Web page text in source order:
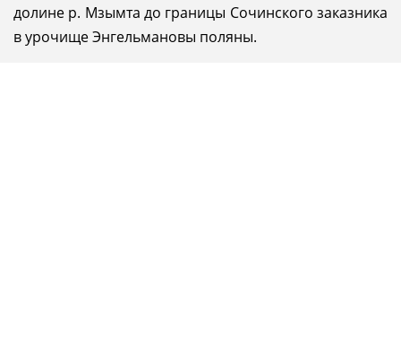
долине р. Мзымта до границы Сочинского заказника
в урочище Энгельмановы поляны.